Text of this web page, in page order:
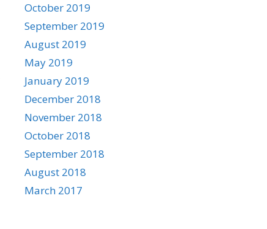
October 2019
September 2019
August 2019
May 2019
January 2019
December 2018
November 2018
October 2018
September 2018
August 2018
March 2017